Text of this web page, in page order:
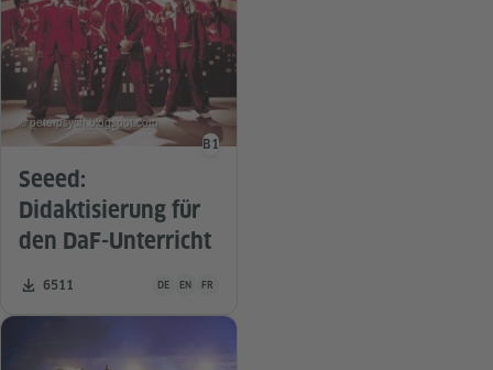
Seeed:
Didaktisierung für
den DaF-Unterricht
Zahl der Downloads:
6511 Unterrichtsmaterial ist in folgenden Sprachen verfügbar
DE EN FR
© peterpsych.blogspot.com
Sprachniveau
B1